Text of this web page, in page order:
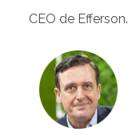
CEO de Efferson.